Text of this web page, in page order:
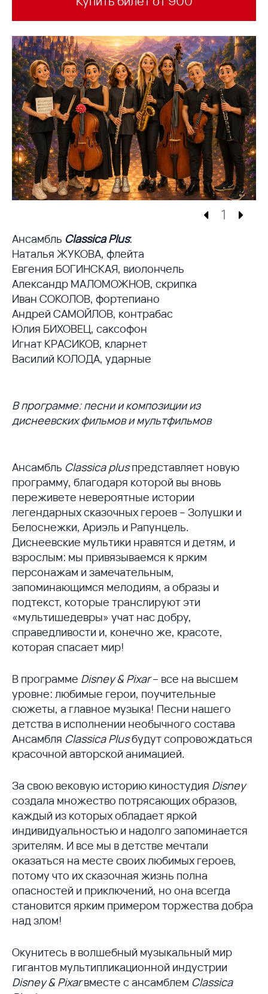
1
Ансамбль Classica Plus:
Наталья ЖУКОВА, флейта
Евгения БОГИНСКАЯ, виолончель
Александр МАЛОМОЖНОВ, скрипка
Иван СОКОЛОВ, фортепиано
Андрей САМОЙЛОВ, контрабас
Юлия БИХОВЕЦ, саксофон
Игнат КРАСИКОВ, кларнет
Василий КОЛОДА, ударные
В программе: песни и композиции из
диснеевских фильмов и мультфильмов
Ансамбль Classica plusпредставляет новую
программу, благодаря которой вы вновь
переживете невероятные истории
легендарных сказочных героев – Золушки и
Белоснежки, Ариэль и Рапунцель.
Диснеевские мультики нравятся и детям, и
взрослым: мы привязываемся к ярким
персонажам и замечательным,
запоминающимся мелодиям, а образы и
подтекст, которые транслируют эти
«мультишедевры» учат нас добру,
справедливости и, конечно же, красоте,
которая спасает мир!
В программе Disney & Pixar– все на высшем
уровне: любимые герои, поучительные
сюжеты, а главное музыка! Песни нашего
детства в исполнении необычного состава
Ансамбля Classica Plusбудут сопровождаться
красочной авторской анимацией.
За свою вековую историю киностудия Disney
создала множество потрясающих образов,
каждый из которых обладает яркой
индивидуальностью и надолго запоминается
зрителям. И все мы в детстве мечтали
оказаться на месте своих любимых героев,
потому что их сказочная жизнь полна
опасностей и приключений, но она всегда
становится ярким примером торжества добра
над злом!
Окунитесь в волшебный музыкальный мир
гигантов мультипликационной индустрии
Disney & Pixarвместе с ансамблем Classica